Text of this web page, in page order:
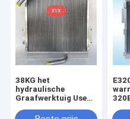
38KG het
hydraulische
Graafwerktuig Use
Voerman E320 van